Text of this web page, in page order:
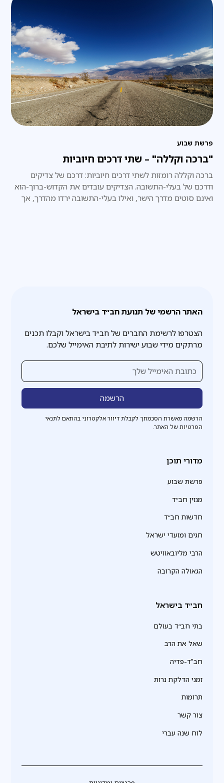
פרשת שבוע
"ברכה וקללה" – שתי דרכים חיוביות
ברכה וקללה רומזות לשתי דרכים חיוביות: דרכם של צדיקים
ודרכם של בעלי-התשובה. הצדיקים עובדים את הקדוש-ברוך-הוא
ואינם סוטים מדרך הישר, ואילו בעלי-התשובה ירדו מהדרך, אך
האתר הרשמי של תנועת חב״ד בישראל
הצטרפו לרשימת החברים של חב״ד בישראל וקבלו תכנים
מרתקים מידי שבוע ישירות לתיבת האימייל שלכם.
הרשמה מאשרת הסכמתך לקבלת דיוור אלקטרוני בהתאם לתנאי
הפרטיות של האתר.
מדורי תוכן
פרשת שבוע
מגזין חב״ד
חדשות חב״ד
חגים ומועדי ישראל
הרבי מליובאוויטש
הגאולה הקרובה
חב״ד בישראל
בתי חב״ד בעולם
שאל את הרב
חב"ד-פדיה
זמני הדלקת נרות
תרומות
צור קשר
לוח שנה עברי